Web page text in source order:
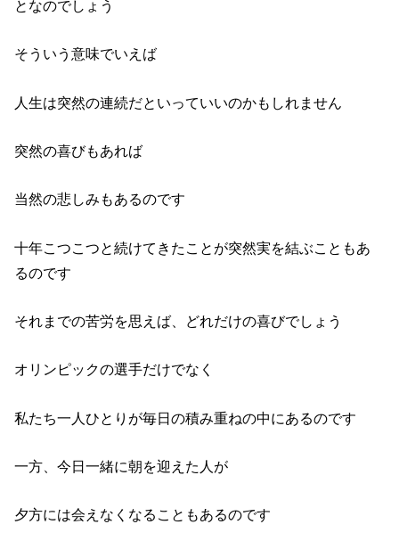
となのでしょう
そういう意味でいえば
人生は突然の連続だといっていいのかもしれません
突然の喜びもあれば
当然の悲しみもあるのです
十年こつこつと続けてきたことが突然実を結ぶこともあ
るのです
それまでの苦労を思えば、どれだけの喜びでしょう
オリンピックの選手だけでなく
私たち一人ひとりが毎日の積み重ねの中にあるのです
一方、今日一緒に朝を迎えた人が
夕方には会えなくなることもあるのです